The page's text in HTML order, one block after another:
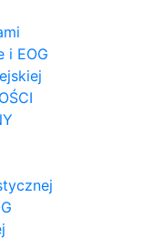
i EOG